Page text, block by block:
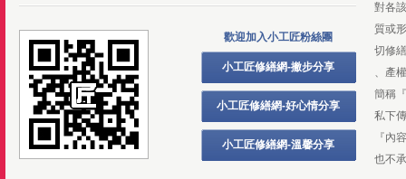
歡迎加入小工匠粉絲團
小工匠修繕網-撇步分享
小工匠修繕網-好心情分享
小工匠修繕網-溫馨分享
對各
質或
切修
、產
簡稱
私下
『內
也不